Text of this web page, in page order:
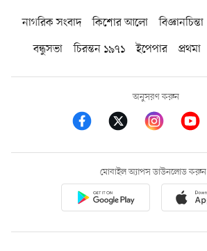
নাগরিক সংবাদ কিশোর আলো বিজ্ঞানচিন্তা
বন্ধুসভা
চিরন্তন ১৯৭১ ইপেপার প্রথমা
অনুসরণ করুন
মোবাইল অ্যাপস ডাউনলোড করুন